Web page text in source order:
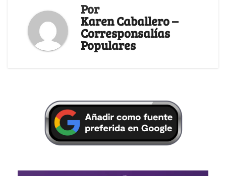
Por
Karen Caballero –
Corresponsalías
Populares